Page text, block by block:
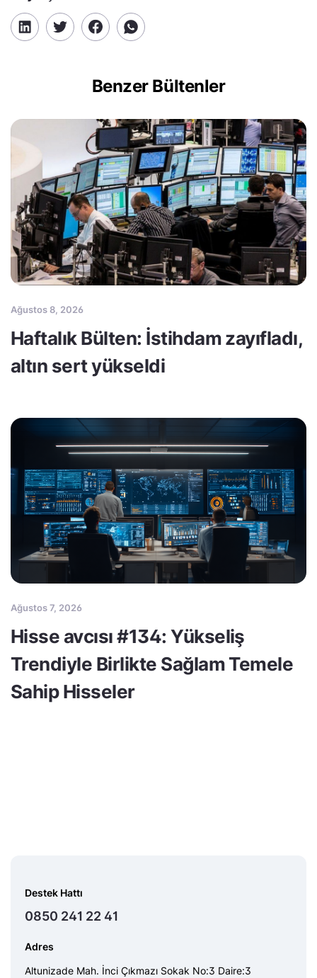
Benzer Bültenler
Ağustos 8, 2026
Haftalık Bülten: İstihdam zayıfladı,
altın sert yükseldi
Ağustos 7, 2026
Hisse avcısı #134: Yükseliş
Trendiyle Birlikte Sağlam Temele
Sahip Hisseler
Destek Hattı
0850 241 22 41
Adres
Altunizade Mah. İnci Çıkmazı Sokak No:3 Daire:3